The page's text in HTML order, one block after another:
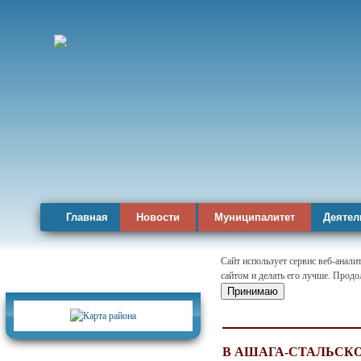
Главная Новости Муниципалитет
Сайт использует сервис веб-
сайтом и делать его лучше.
Принимаю
В АШАГА-